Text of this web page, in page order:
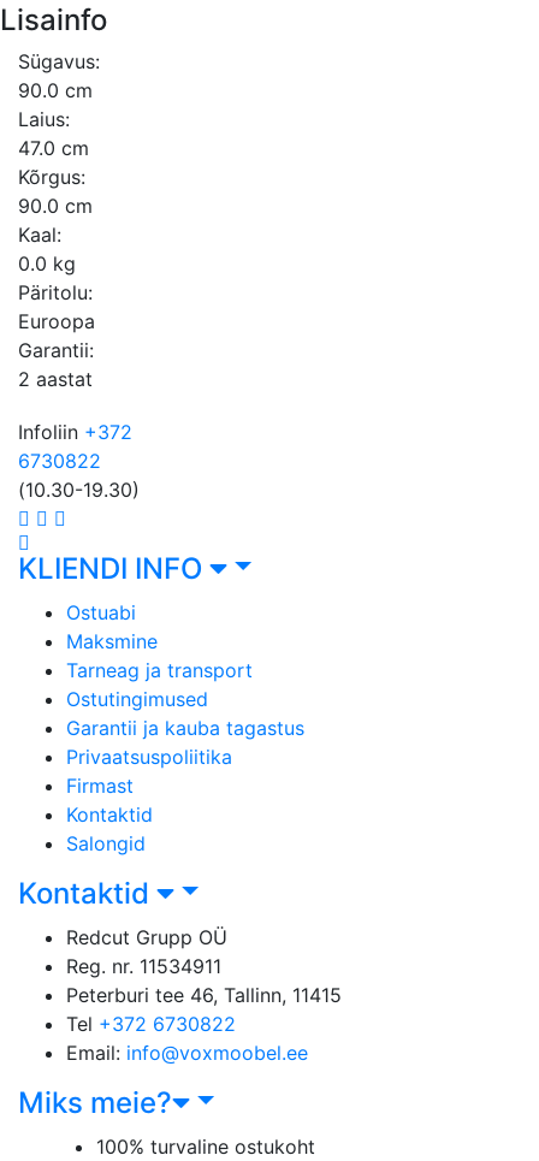
Lisainfo
Sügavus:
90.0 cm
Laius:
47.0 cm
Kõrgus:
90.0 cm
Kaal:
0.0 kg
Päritolu:
Euroopa
Garantii:
2 aastat
Infoliin +372
6730822
(10.30-19.30)
KLIENDI INFO
Ostuabi
Maksmine
Tarneag ja transport
Ostutingimused
Garantii ja kauba tagastus
Privaatsuspoliitika
Firmast
Kontaktid
Salongid
Kontaktid
Redcut Grupp OÜ
Reg. nr. 11534911
Peterburi tee 46, Tallinn, 11415
Tel +372 6730822
Email: info@voxmoobel.ee
Miks meie?
100% turvaline ostukoht